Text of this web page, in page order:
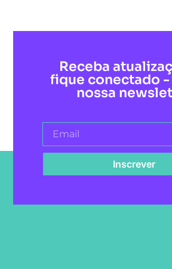
Receba
fique conectado -
nossa
Inscrever